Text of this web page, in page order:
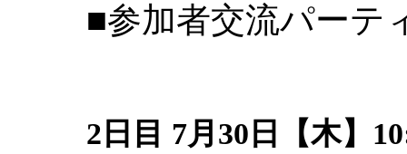
■参加者交流パーテ
2日目 7月30日【木】